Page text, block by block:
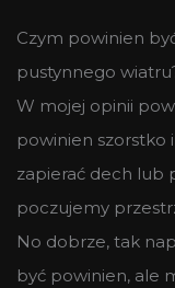
Czym powinien
pustynnego
W mojej opinii
powinien szorstko
zapierać dech lub
poczujemy
No dobrze, tak
być powinien, ale